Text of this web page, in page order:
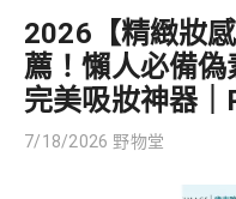
2026【精緻妝
薦！懶人必備
完美吸妝神器
7/18/2026 野物堂